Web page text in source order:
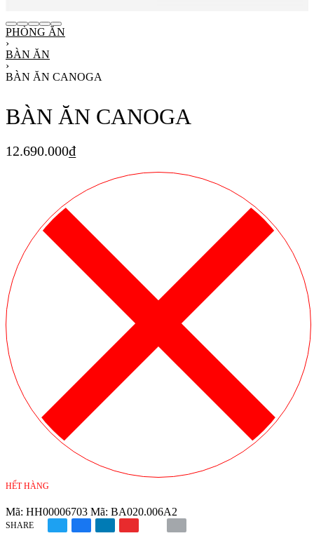
PHÒNG ĂN
›
BÀN ĂN
›
BÀN ĂN CANOGA
BÀN ĂN CANOGA
12.690.000₫
HẾT HÀNG
Mã: HH00006703 Mã: BA020.006A2
SHARE